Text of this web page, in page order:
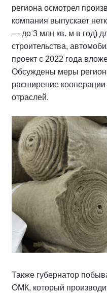
региона осмотрел
компания выпускает
— до 3 млн кв. м в год)
строительства,
проект с 2022 года
Обсуждены меры
расширение
отраслей.
Также губернатор
ОМК, который